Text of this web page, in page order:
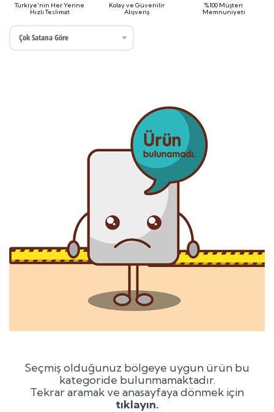
Türkiye'nin Her Yerine
Hızlı Teslimat
Kolay ve Güvenilir
Alışveriş
%100 Müşteri
Memnuniyeti
Çok Satana Göre
Seçmiş olduğunuz bölgeye uygun ürün bu
kategoride bulunmamaktadır.
Tekrar aramak ve anasayfaya dönmek için
tıklayın.